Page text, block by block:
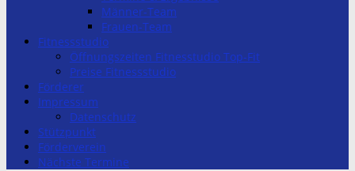
Männer-Team
Frauen-Team
Fitnessstudio
Öffnungszeiten Fitnesstudio Top-Fit
Preise Fitnessstudio
Förderer
Impressum
Datenschutz
Stützpunkt
Förderverein
Nächste Termine